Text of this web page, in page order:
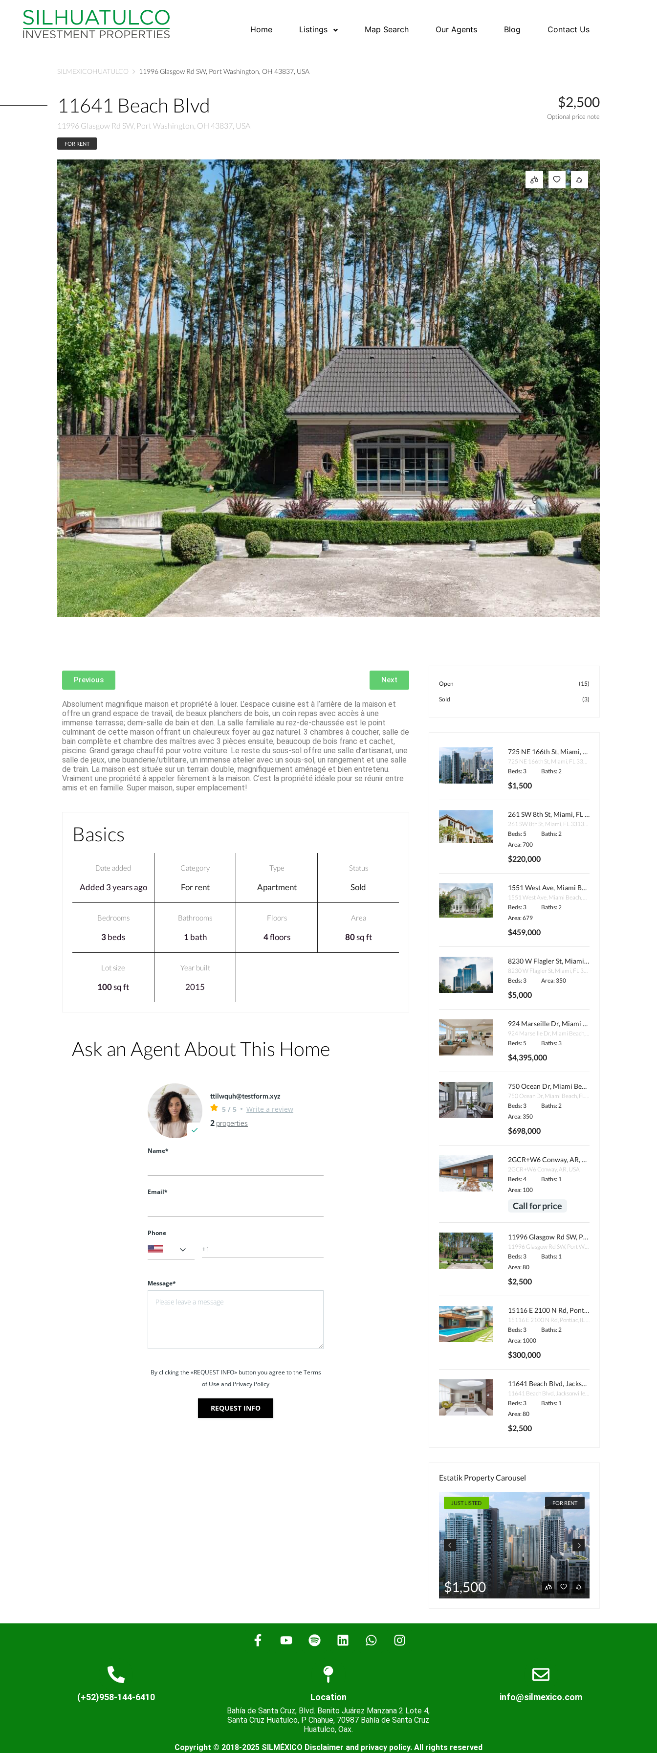
Home Listings Map Search Our Agents Blog Contact Us
SILMEXICOHUATULCO 11996 Glasgow Rd SW, Port Washington, OH 43837, USA
11641 Beach Blvd
11996 Glasgow Rd SW, Port Washington, OH 43837, USA
$2,500
Optional price note
FOR RENT
Previous Next
Absolument magnifique maison et propriété à louer. L’espace cuisine est à l’arrière de la maison et
offre un grand espace de travail, de beaux planchers de bois, un coin repas avec accès à une
immense terrasse; demi-salle de bain et den. La salle familiale au rez-de-chaussée est le point
culminant de cette maison offrant un chaleureux foyer au gaz naturel. 3 chambres à coucher, salle de
bain complète et chambre des maîtres avec 3 pièces ensuite, beaucoup de bois franc et cachet,
piscine. Grand garage chauffé pour votre voiture. Le reste du sous-sol offre une salle d’artisanat, une
salle de jeux, une buanderie/utilitaire, un immense atelier avec un sous-sol, un rangement et une salle
de train. La maison est située sur un terrain double, magnifiquement aménagé et bien entretenu.
Vraiment une propriété à appeler fièrement à la maison. C’est la propriété idéale pour se réunir entre
amis et en famille. Super maison, super emplacement!
Basics
Date added
Added 3 years ago
Category
For rent
Type
Apartment
Status
Sold
Bedrooms
3beds
Bathrooms
1 bath
Floors
4floors
Area
80sq ft
Lot size
100sq ft
Year built
2015
Ask an Agent About This Home
ttilwquh@testform.xyz
5 / 5 Write a review
2 properties
Name*
Email*
Phone
Message*
By clicking the «REQUEST INFO» button you agree to the Terms
of Use and Privacy Policy
REQUEST INFO
Open (15)
Sold (3)
725 NE 166th St, Miami, FL 33162, USA
725 NE 166th St, Miami, FL 33162, USA
Beds: 3
Baths: 2
$1,500
261 SW 8th St, Miami, FL 33130, USA
261 SW 8th St, Miami, FL 33130, USA
Beds: 5
Baths: 2
Area: 700
$220,000
1551 West Ave, Miami Beach, FL 33139, USA
1551 West Ave, Miami Beach, FL 33139, USA
Beds: 3
Baths: 2
Area: 679
$459,000
8230 W Flagler St, Miami, FL 33144, USA
8230 W Flagler St, Miami, FL 33144, USA
Beds: 3
Area: 350
$5,000
924 Marseille Dr, Miami Beach, FL 33141, USA
924 Marseille Dr, Miami Beach, FL 33141, USA
Beds: 5
Baths: 3
$4,395,000
750 Ocean Dr, Miami Beach, FL 33139, USA
750 Ocean Dr, Miami Beach, FL 33139, USA
Beds: 3
Baths: 2
Area: 350
$698,000
2GCR+W6 Conway, AR, USA
2GCR+W6 Conway, AR, USA
Beds: 4
Baths: 1
Area: 100
Call for price
11996 Glasgow Rd SW, Port Washington, OH 43837, USA
11996 Glasgow Rd SW, Port Washington, OH 43837, USA
Beds: 3
Baths: 1
Area: 80
$2,500
15116 E 2100 N Rd, Pontiac, IL 61764, USA
15116 E 2100 N Rd, Pontiac, IL 61764, USA
Beds: 3
Baths: 2
Area: 1000
$300,000
11641 Beach Blvd, Jacksonville, FL 32246, USA
11641 Beach Blvd, Jacksonville, FL 32246, USA
Beds: 3
Baths: 1
Area: 80
$2,500
Estatik Property Carousel
JUST LISTED FOR SALE
$220,000
hot deal
(+52)958-144-6410 Location
Bahía de Santa Cruz, Blvd. Benito Juárez Manzana 2 Lote 4,
Santa Cruz Huatulco, P Chahue, 70987 Bahía de Santa Cruz
Huatulco, Oax.
info@silmexico.com
Copyright © 2018-2025 SILMÉXICO Disclaimer and privacy policy. All rights reserved